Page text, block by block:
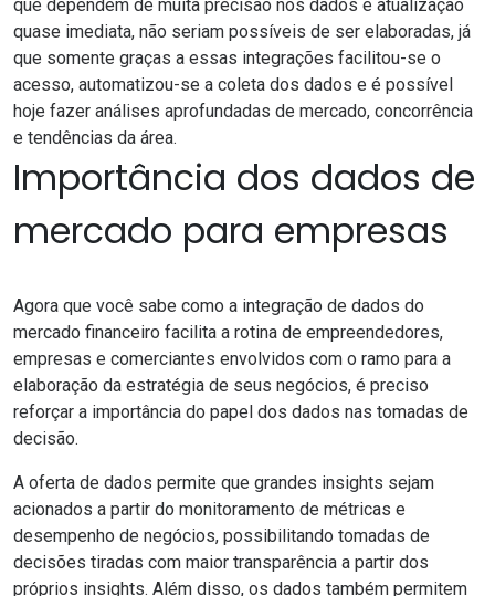
que dependem de muita precisão nos dados e atualização
quase imediata, não seriam possíveis de ser elaboradas, já
que somente graças a essas integrações facilitou-se o
acesso, automatizou-se a coleta dos dados e é possível
hoje fazer análises aprofundadas de mercado, concorrência
e tendências da área.
Importância dos dados de
mercado para empresas
Agora que você sabe como a integração de dados do
mercado financeiro facilita a rotina de empreendedores,
empresas e comerciantes envolvidos com o ramo para a
elaboração da estratégia de seus negócios, é preciso
reforçar a importância do papel dos dados nas tomadas de
decisão.
A oferta de dados permite que grandes insights sejam
acionados a partir do monitoramento de métricas e
desempenho de negócios, possibilitando tomadas de
decisões tiradas com maior transparência a partir dos
próprios insights. Além disso, os dados também permitem